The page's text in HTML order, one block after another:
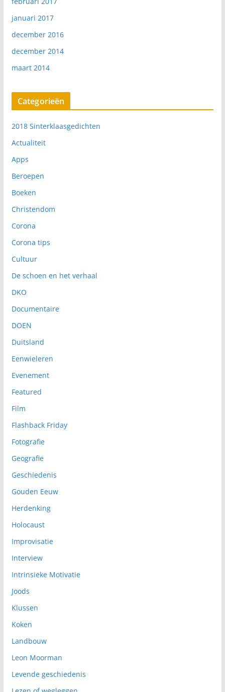
januari 2017
december 2016
december 2014
maart 2014
Categorieën
2018 Sinterklaasgedichten
Actualiteit
Apps
Beroepen
Boeken
Christendom
Corona
Corona tips
Cultuur
De schoen en het verhaal
DKO
Documentaire
DOEN
Duitsland
Eenwieleren
Evenement
Featured
Film
Flashback Friday
Fotografie
Geografie
Geschiedenis
Gouden Eeuw
Herdenking
Holocaust
Improvisatie
Interview
Intrinsieke Motivatie
Joods
Klussen
Koken
Landbouw
Leon Moorman
Levende geschiedenis